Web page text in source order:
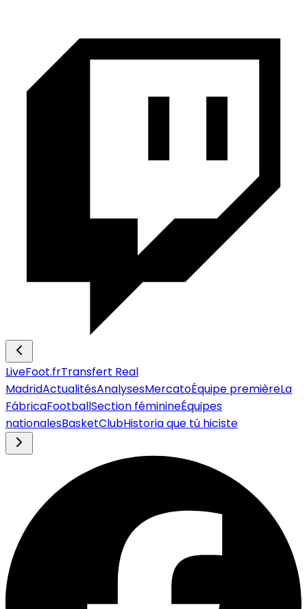
LiveFoot.frTransfert Real
MadridActualitésAnalysesMercatoÉquipe premièreLa
FábricaFootballSection féminineÉquipes
nationalesBasketClubHistoria que tú hiciste